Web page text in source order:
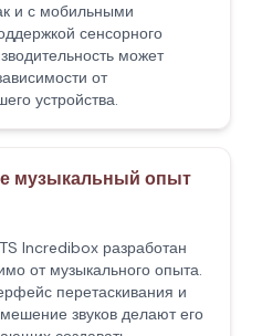
и с мобильными
сенсорного
может
от
устройства.
музыкальный опыт
Incredibox разработан
от музыкального опыта.
перетаскивания и
звуков делают его